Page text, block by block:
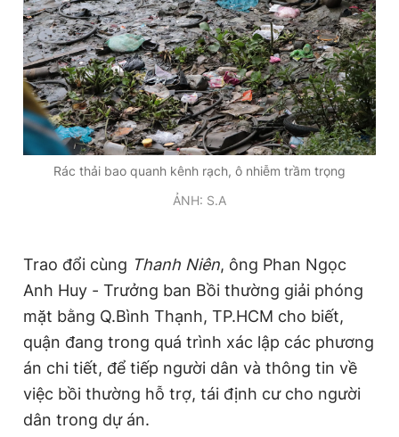
Rác thải bao quanh kênh rạch, ô nhiễm trầm trọng
ẢNH: S.A
Trao đổi cùng Thanh Niên, ông Phan Ngọc
Anh Huy - Trưởng ban Bồi thường giải phóng
mặt bằng Q.Bình Thạnh, TP.HCM cho biết,
quận đang trong quá trình xác lập các phương
án chi tiết, để tiếp người dân và thông tin về
việc bồi thường hỗ trợ, tái định cư cho người
dân trong dự án.